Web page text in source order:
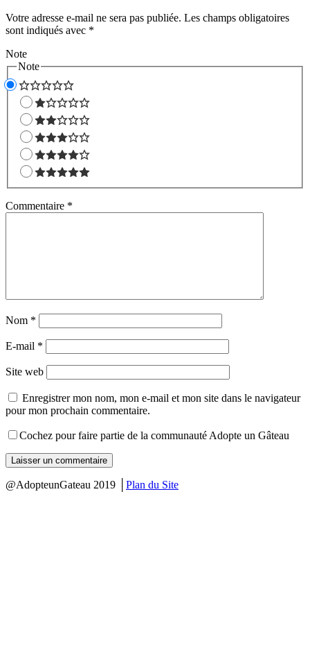
Votre adresse e-mail ne sera pas publiée. Les champs obligatoires
sont indiqués avec *
Note
Note
Commentaire *
Nom *
E-mail *
Site web
Enregistrer mon nom, mon e-mail et mon site dans le navigateur
pour mon prochain commentaire.
Cochez pour faire partie de la communauté Adopte un Gâteau
@AdopteunGateau 2019 │ Plan du Site